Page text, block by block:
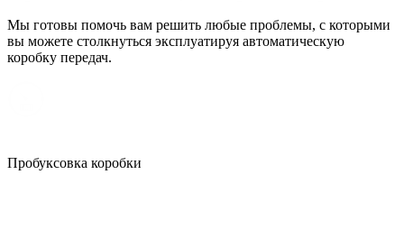
Мы готовы помочь вам решить любые проблемы, с которыми
вы можете столкнуться эксплуатируя автоматическую
коробку передач.
Пробуксовка коробки